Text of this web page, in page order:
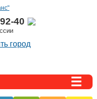
40
город